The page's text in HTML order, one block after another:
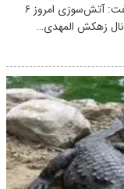
معاون اداره‌کل حفاظت محیط زیست خوزستان گفت: آتش‌سوزی امروز ۶
زهکش المهدی…